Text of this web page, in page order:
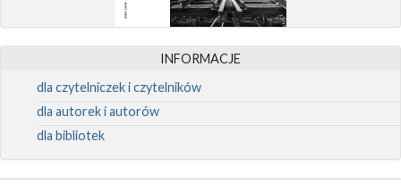
INFORMACJE
dla czytelniczek i czytelników
dla autorek i autorów
dla bibliotek